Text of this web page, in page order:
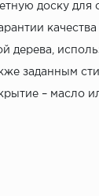
доску для
дерева,
заданным
– масло